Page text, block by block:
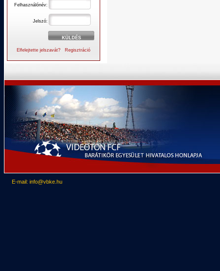
Felhasználónév:
Jelszó:
Elfelejtette jelszavát? Regisztráció
E-mail: info@vbke.hu